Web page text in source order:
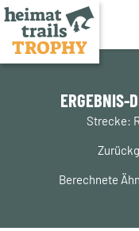
Zum
ERGEBNIS-
Strecke:
Berechnete